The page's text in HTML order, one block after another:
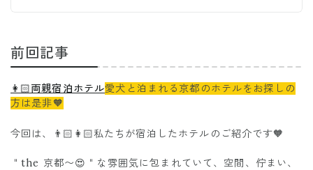
前回記事
👩🏻両親宿泊ホテル愛犬と泊まれる京都のホテルをお探しの
方は是非🧡
今回は、👨🏻👩🏻私たちが宿泊したホテルのご紹介です🧡
＂the 京都〜😍＂な雰囲気に包まれていて、空間、佇まい、